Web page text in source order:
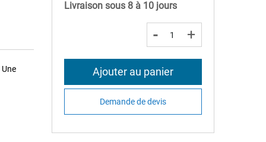
Livraison sous 8 à 10 jours
- +
Ajouter au panier
Demande de devis